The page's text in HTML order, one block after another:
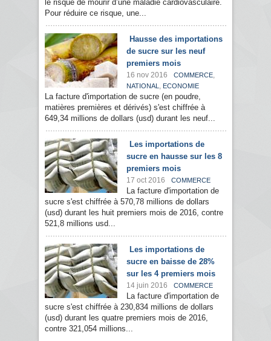
le risque de mourir d’une maladie cardiovasculaire.
Pour réduire ce risque, une...
Hausse des importations
de sucre sur les neuf
premiers mois
16 nov 2016 COMMERCE,
NATIONAL , ECONOMIE
La facture d'importation de sucre (en poudre,
matières premières et dérivés) s'est chiffrée à
649,34 millions de dollars (usd) durant les neuf...
Les importations de
sucre en hausse sur les 8
premiers mois
17 oct 2016 COMMERCE
La facture d'importation de
sucre s'est chiffrée à 570,78 millions de dollars
(usd) durant les huit premiers mois de 2016, contre
521,8 millions usd...
Les importations de
sucre en baisse de 28%
sur les 4 premiers mois
14 juin 2016 COMMERCE
La facture d'importation de
sucre s'est chiffrée à 230,834 millions de dollars
(usd) durant les quatre premiers mois de 2016,
contre 321,054 millions...